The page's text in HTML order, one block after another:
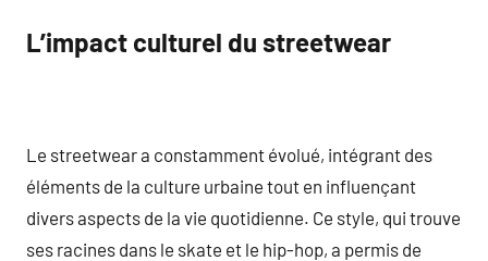
L’impact culturel du streetwear
Le streetwear a constamment évolué, intégrant des
éléments de la culture urbaine tout en influençant
divers aspects de la vie quotidienne. Ce style, qui trouve
ses racines dans le skate et le hip-hop, a permis de